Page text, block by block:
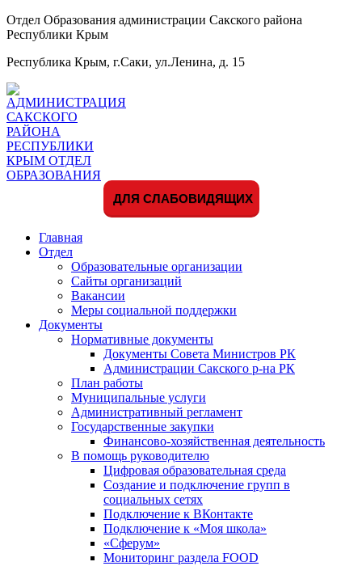
Отдел Образования администрации Сакского района
Республики Крым
Республика Крым, г.Саки, ул.Ленина, д. 15
ДЛЯ СЛАБОВИДЯЩИХ
Главная
Отдел
Образовательные организации
Сайты организаций
Вакансии
Меры социальной поддержки
Документы
Нормативные документы
Документы Совета Министров РК
Администрации Сакского р-на РК
План работы
Муниципальные услуги
Административный регламент
Государственные закупки
Финансово-хозяйственная деятельность
В помощь руководителю
Цифровая образовательная среда
Создание и подключение групп в
социальных сетях
Подключение к ВКонтакте
Подключение к «Моя школа»
«Сферум»
Мониторинг раздела FOOD